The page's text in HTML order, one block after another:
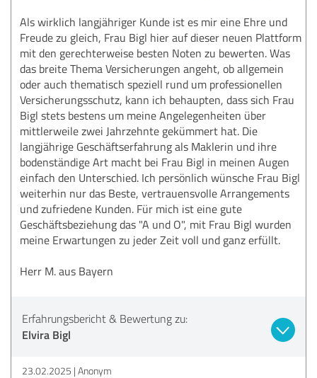
Als wirklich langjähriger Kunde ist es mir eine Ehre und
Freude zu gleich, Frau Bigl hier auf dieser neuen Plattform
mit den gerechterweise besten Noten zu bewerten. Was
das breite Thema Versicherungen angeht, ob allgemein
oder auch thematisch speziell rund um professionellen
Versicherungsschutz, kann ich behaupten, dass sich Frau
Bigl stets bestens um meine Angelegenheiten über
mittlerweile zwei Jahrzehnte gekümmert hat. Die
langjährige Geschäftserfahrung als Maklerin und ihre
bodenständige Art macht bei Frau Bigl in meinen Augen
einfach den Unterschied. Ich persönlich wünsche Frau Bigl
weiterhin nur das Beste, vertrauensvolle Arrangements
und zufriedene Kunden. Für mich ist eine gute
Geschäftsbeziehung das "A und O", mit Frau Bigl wurden
meine Erwartungen zu jeder Zeit voll und ganz erfüllt.
Herr M. aus Bayern
Erfahrungsbericht & Bewertung zu:
Elvira Bigl
23.02.2025 Anonym